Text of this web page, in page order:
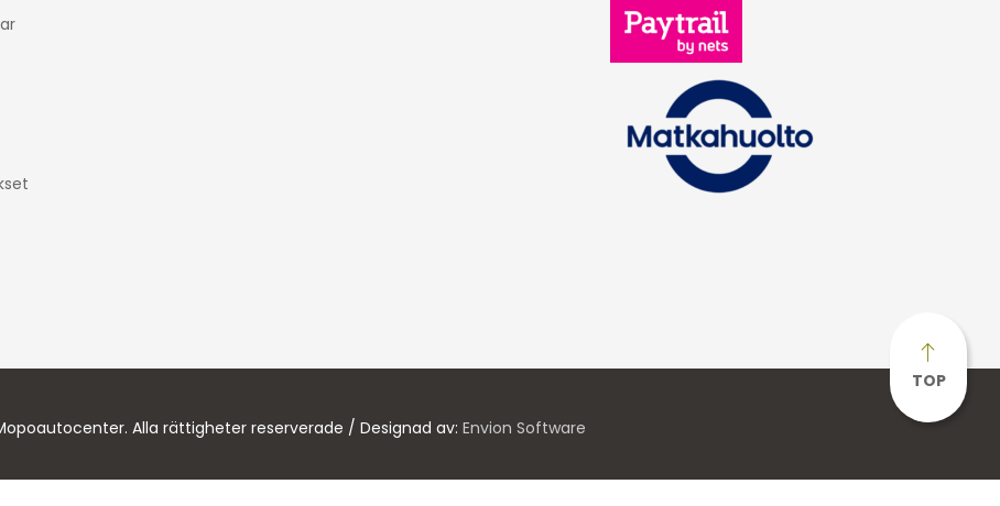
TOP
Alla rättigheter reserverade / Designad av: Envion Software